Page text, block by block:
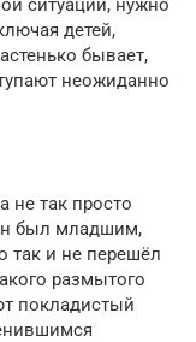
ситуации, нужно
детей,
бывает,
неожиданно
не так просто
был младшим,
так и не перешёл
размытого
покладистый